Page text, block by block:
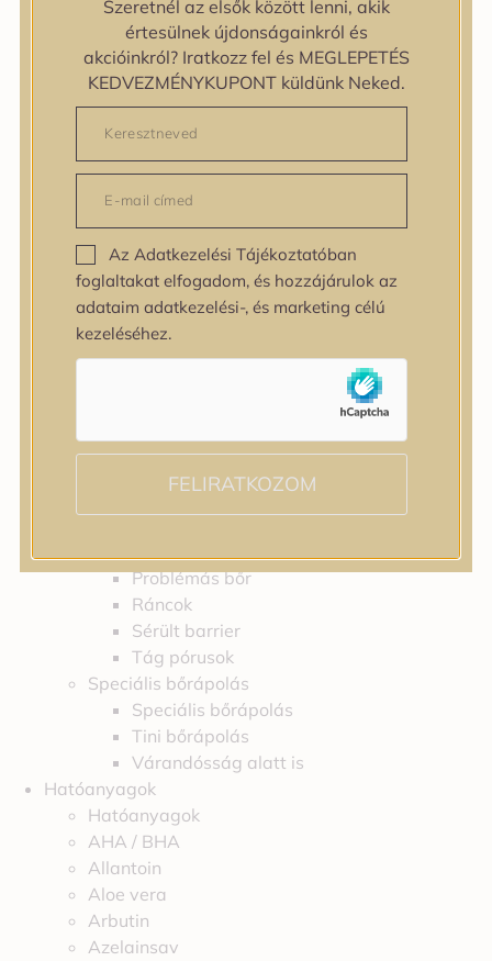
zipiderm
Bőrállapot
Bőrállapot
Bőrtípus
Bőrtípus
Kombinált
Száraz
Zsíros
Bőrprobléma
Bőrprobléma
Bőrpír
Dehidratált bőr
Érzékeny bőr
Fakóság
Problémás bőr
Ráncok
Sérült barrier
Tág pórusok
Speciális bőrápolás
Speciális bőrápolás
Tini bőrápolás
Várandósság alatt is
Hatóanyagok
Hatóanyagok
AHA / BHA
Allantoin
Aloe vera
Arbutin
Azelainsav
Szeretnél az elsők között lenni, akik
értesülnek újdonságainkról és
akcióinkról? Iratkozz fel és MEGLEPETÉS
KEDVEZMÉNYKUPONT küldünk Neked.
Az Adatkezelési Tájékoztatóban
foglaltakat elfogadom, és hozzájárulok az
adataim adatkezelési-, és marketing célú
kezeléséhez.
FELIRATKOZOM